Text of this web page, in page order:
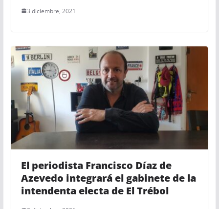
3 diciembre, 2021
El periodista Francisco Díaz de
Azevedo integrará el gabinete de la
intendenta electa de El Trébol